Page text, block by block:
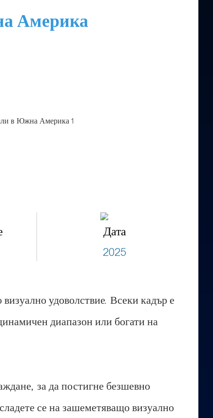
Америка
Дата
2025
удоволствие. Всеки кадър е
диапазон или богати на
за да постигне безшевно
се на зашеметяващо визуално